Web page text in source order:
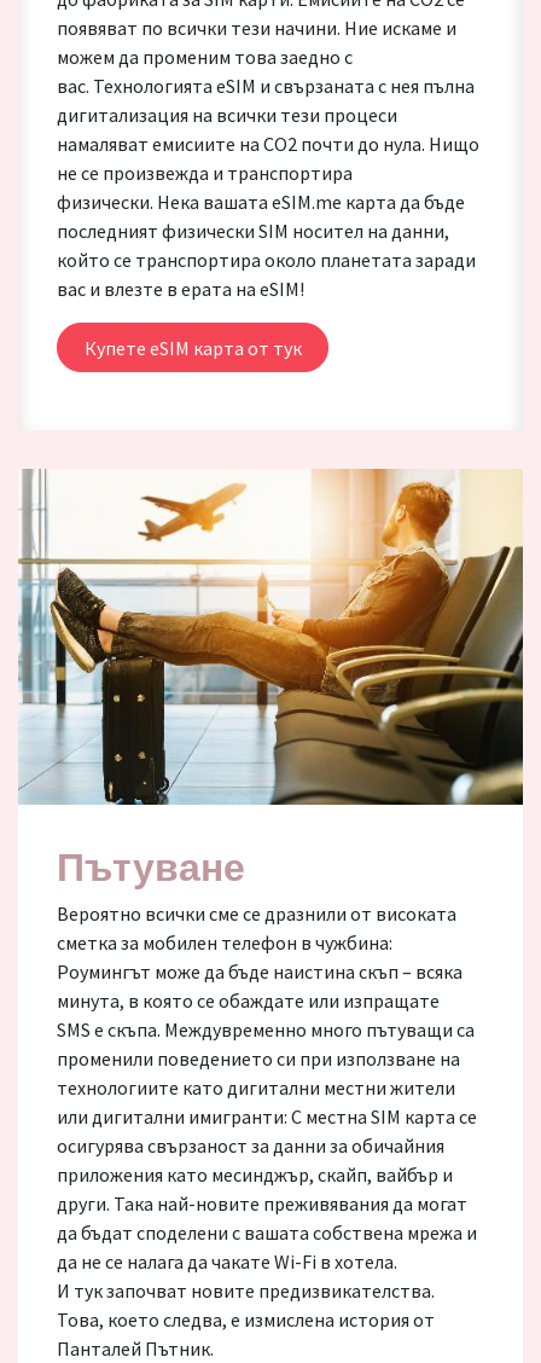
появяват по всички тези начини. Ние искаме и
можем да променим това заедно с
вас. Технологията eSIM и свързаната с нея пълна
дигитализация на всички тези процеси
намаляват емисиите на CO2 почти до нула. Нищо
не се произвежда и транспортира
физически. Нека вашата eSIM.me карта да бъде
последният физически SIM носител на данни,
който се транспортира около планетата заради
вас и влезте в ерата на eSIM!
Купете eSIM карта от тук
Пътуване
Вероятно всички сме се дразнили от високата
сметка за мобилен телефон в чужбина:
Роумингът може да бъде наистина скъп – всяка
минута, в която се обаждате или изпращате
SMS е скъпа. Междувременно много пътуващи са
променили поведението си при използване на
технологиите като дигитални местни жители
или дигитални имигранти: С местна SIM карта се
осигурява свързаност за данни за обичайния
приложения като месинджър, скайп, вайбър и
други. Така най-новите преживявания да могат
да бъдат споделени с вашата собствена мрежа и
да не се налага да чакате Wi-Fi в хотела.
И тук започват новите предизвикателства.
Това, което следва, е измислена история от
Панталей Пътник.